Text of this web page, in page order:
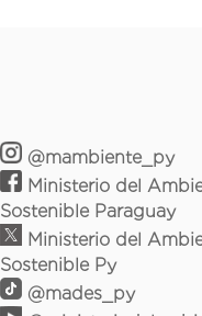
@mambiente_py
Ministerio del
Sostenible Paraguay
Ministerio del
Sostenible Py
@mades_py